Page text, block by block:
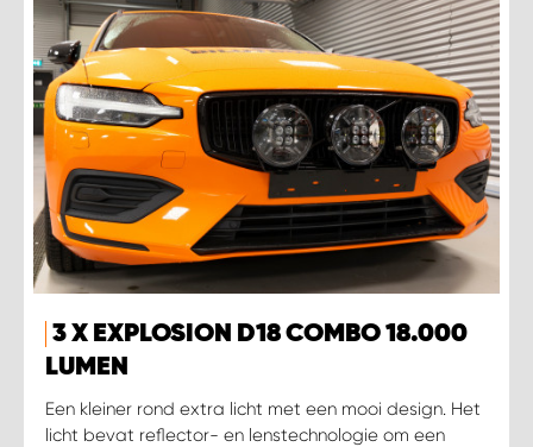
3 X EXPLOSION D18 COMBO 18.000
LUMEN
Een kleiner rond extra licht met een mooi design. Het
licht bevat reflector- en lenstechnologie om een